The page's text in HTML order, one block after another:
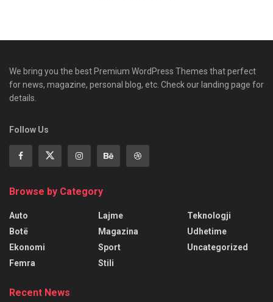
We bring you the best Premium WordPress Themes that perfect
for news, magazine, personal blog, etc. Check our landing page for
details.
Follow Us
Browse by Category
Auto
Botë
Ekonomi
Femra
Lajme
Magazina
Sport
Stili
Teknologji
Udhetime
Uncategorized
Recent News